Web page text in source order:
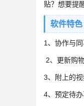
贴？想要提
软件特色
1、协作与
2、更新购
3、附上的
4、预定待办